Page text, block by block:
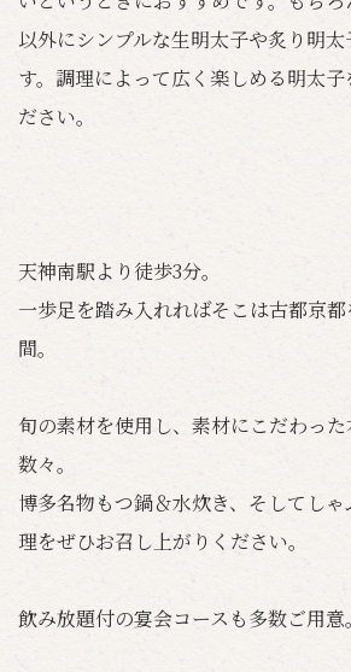
以外にシンプルな生明太子や炙り明
す。調理によって広く楽しめる明太子
ださい。
天神南駅より徒歩3分。
一歩足を踏み入れればそこは古都京
間。
旬の素材を使用し、素材にこだわっ
数々。
博多名物もつ鍋＆水炊き、そしてし
理をぜひお召し上がりください。
飲み放題付の宴会コースも多数ご用意。